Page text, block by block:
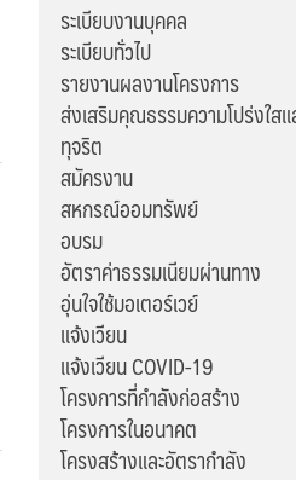
ระเบียบงานบุคคล
ระเบียบทั่วไป
รายงานผลงานโครงการ
ส่งเสริมคุณธรรมความโปร่งใส
ทุจริต
สมัครงาน
สหกรณ์ออมทรัพย์
อบรม
อัตราค่าธรรมเนียมผ่านทาง
อุ่นใจใช้มอเตอร์เวย์
แจ้งเวียน
แจ้งเวียน COVID-19
โครงการที่กำลังก่อสร้าง
โครงการในอนาคต
โครงสร้างและอัตรากำลัง